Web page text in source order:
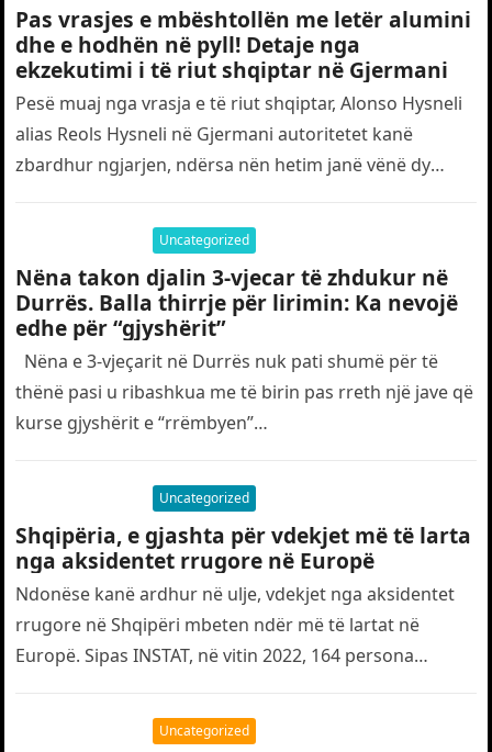
Pas vrasjes e mbështollën me letër alumini
dhe e hodhën në pyll! Detaje nga
ekzekutimi i të riut shqiptar në Gjermani
Pesë muaj nga vrasja e të riut shqiptar, Alonso Hysneli
alias Reols Hysneli në Gjermani autoritetet kanë
zbardhur ngjarjen, ndërsa nën hetim janë vënë dy
Uncategorized
Nëna takon djalin 3-vjecar të zhdukur në
Durrës. Balla thirrje për lirimin: Ka nevojë
edhe për “gjyshërit”
Nëna e 3-vjeçarit në Durrës nuk pati shumë për të
thënë pasi u ribashkua me të birin pas rreth një jave që
kurse gjyshërit e “rrëmbyen”…
Uncategorized
Shqipëria, e gjashta për vdekjet më të larta
nga aksidentet rrugore në Europë
Ndonëse kanë ardhur në ulje, vdekjet nga aksidentet
rrugore në Shqipëri mbeten ndër më të lartat në
Europë. Sipas INSTAT, në vitin 2022, 164 persona
Uncategorized